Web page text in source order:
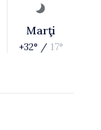
Marţi
+32° / 17°